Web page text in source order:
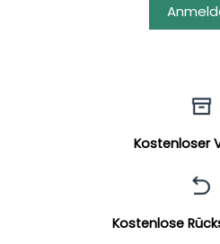
Kostenloser
Kostenlose